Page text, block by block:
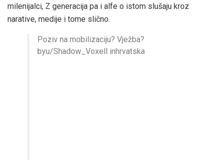
milenijalci, Z generacija pa i alfe o istom slušaju kroz
narative, medije i tome slično.
Poziv na mobilizaciju? Vježba?
byu/Shadow_Voxell inhrvatska